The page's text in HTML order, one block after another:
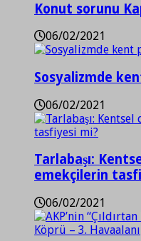
Konut sorunu
06/02/2021
Sosyalizmde
06/02/2021
Tarlabaşı:
emekçilerin
06/02/2021